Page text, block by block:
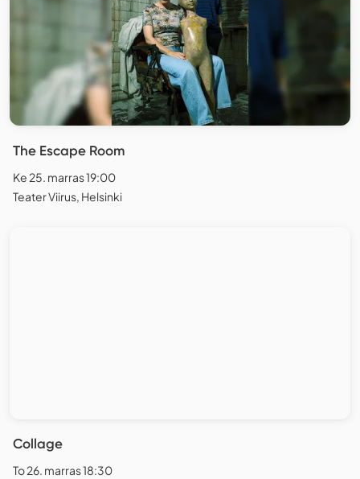
The Escape Room
Ke 25. marras 19:00
Teater Viirus, Helsinki
Collage
To 26. marras 18:30